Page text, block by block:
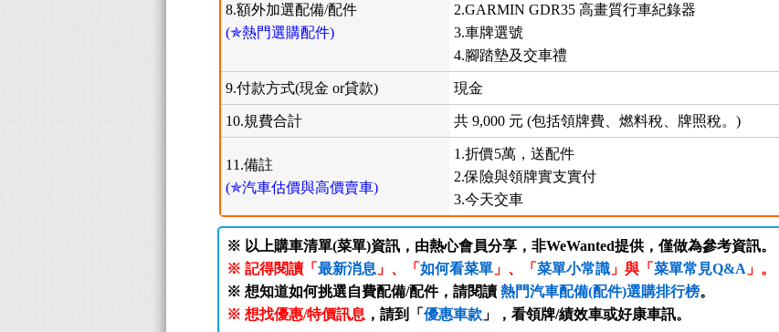
8.額外加選配備/配件
(✯熱門選購配件)
2.GARMIN GDR35 高畫質行車紀錄器
3.車牌選號
4.腳踏墊及交車禮
9.付款方式(現金 or貸款) 現金
10.規費合計 共 9,000 元 (包括領牌費、燃料稅、牌照稅。)
11.備註
(✯汽車估價與高價賣車)
1.折價5萬，送配件
2.保險與領牌實支實付
3.今天交車
※ 以上購車清單(菜單)資訊，由熱心會員分享，非WeWanted提供，僅做為參考資訊。
※ 記得閱讀「 最新消息 」、「 如何看菜單」、「 菜單小常識」與「 菜單常見Q&A 」。
※ 想知道如何挑選自費配備/配件，請閱讀 熱門汽車配備(配件)選購排行榜。
※ 想找優惠/特價訊息 ，請到「 優惠車款」，看領牌/績效車或好康車訊。